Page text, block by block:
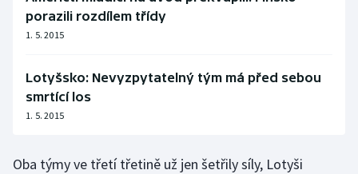
porazili rozdílem třídy
1. 5. 2015
Lotyšsko: Nevyzpytatelný tým má před sebou
smrtící los
1. 5. 2015
Oba týmy ve třetí třetině už jen šetřily síly, Lotyši